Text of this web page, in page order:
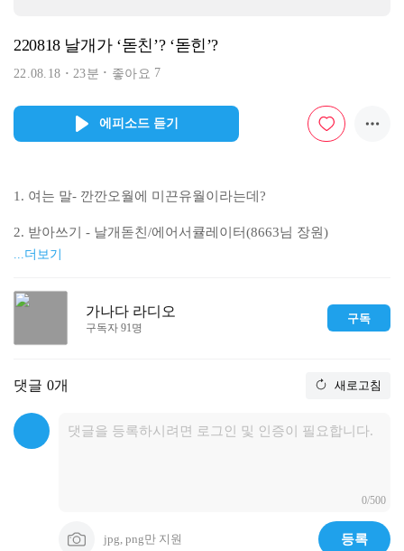
220818 날개가 ‘돋친’? ‘돋힌’?
22.08.18 23분 좋아요 7
에피소드 듣기
1. 여는 말- 깐깐오월에 미끈유월이라는데?
2. 받아쓰기 - 날개돋친/에어서큘레이터(8663님 장원)
3. 마음에 들린다 - 찰스 스펄전, <지금 하십시오>
...더보기
가나다 라디오
구독자 91명
구독
댓글 0개 새로고침
0/500
jpg, png만 지원 등록